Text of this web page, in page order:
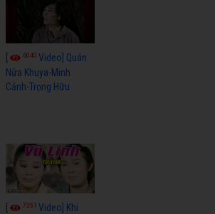
6040Video] Quán
Nửa Khuya-Minh
Cảnh-Trọng Hữu
7351Video] Khi